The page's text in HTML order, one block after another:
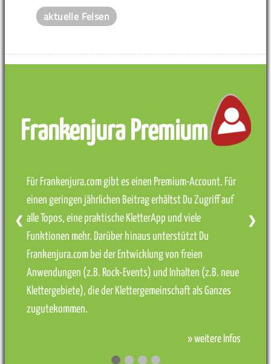
aktuelle Felsen
Frankenjura Premium
Für Frankenjura.com gibt es einen Premium-Account. Für
einen geringen jährlichen Beitrag erhältst Du Zugriff auf
alle Topos, eine praktische KletterApp und viele
Funktionen mehr. Darüber hinaus unterstützt Du
Frankenjura.com bei der Entwicklung von freien
Anwendungen (z.B. Rock-Events) und Inhalten (z.B. neue
Klettergebiete), die der Klettergemeinschaft als Ganzes
zugutekommen.
» weitere Infos
❮ ❯